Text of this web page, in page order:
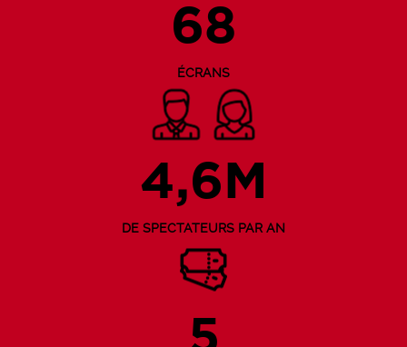
68
ÉCRANS
4,6M
DE SPECTATEURS PAR AN